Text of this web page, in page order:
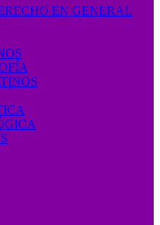
EN GENERAL